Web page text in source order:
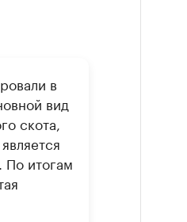
в
вид
скота,
По итогам